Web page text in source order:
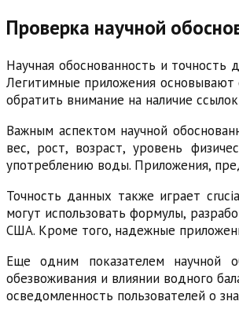
Проверка научной
Научная обоснованность и
Легитимные приложения основывают
обратить внимание на наличие
Важным аспектом научной
вес, рост, возраст, уровень
употреблению воды. Приложения,
Точность данных также играет
могут использовать формулы,
США. Кроме того, надежные
Еще одним показателем научной
обезвоживания и влиянии водного
осведомленность пользователей о